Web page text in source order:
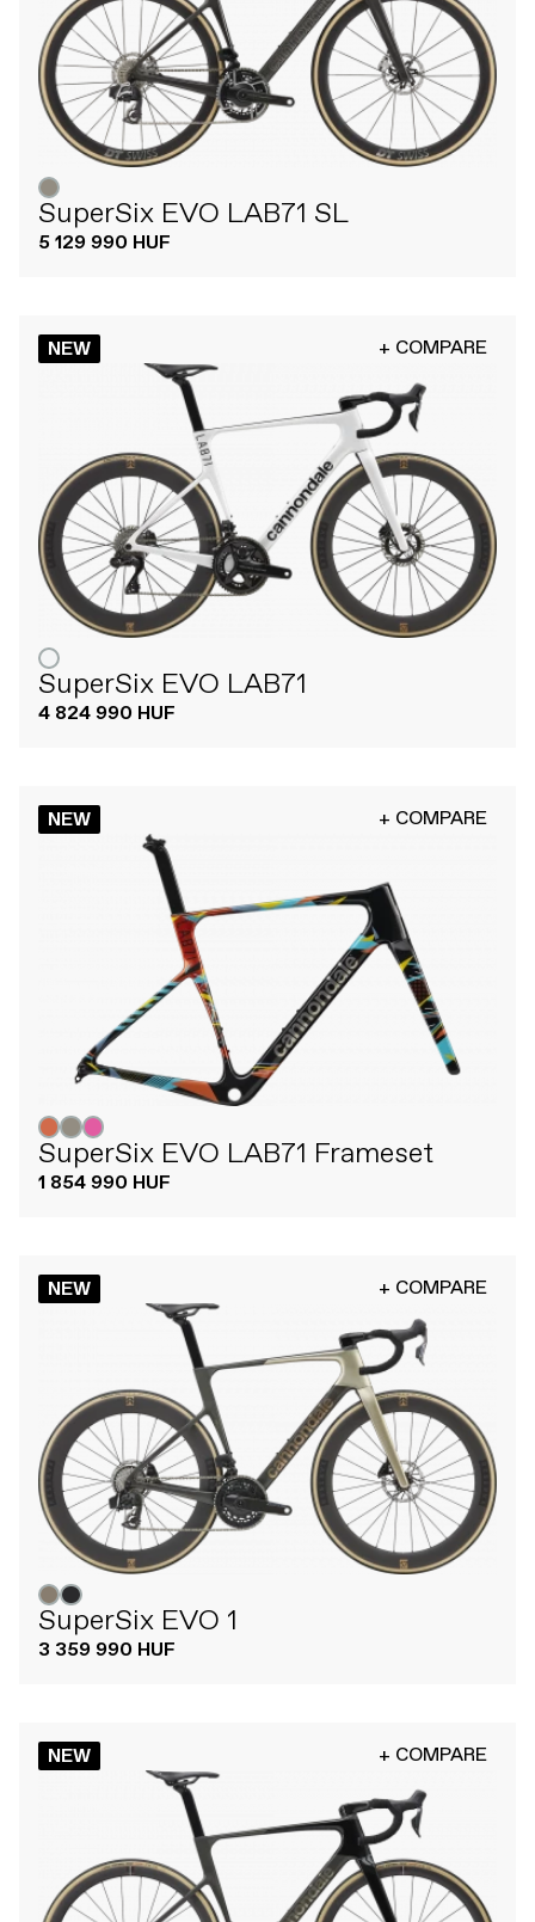
SuperSix EVO LAB71 SL
5 129 990 HUF
NEW + COMPARE
SuperSix EVO LAB71
4 824 990 HUF
NEW + COMPARE
SuperSix EVO LAB71 Frameset
1 854 990 HUF
NEW + COMPARE
SuperSix EVO 1
3 359 990 HUF
NEW + COMPARE